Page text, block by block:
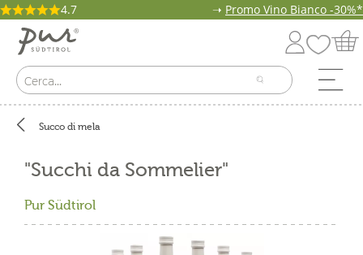
4.7 ➝ Promo Vino Bianco -30%*
Succo di mela
"Succhi da Sommelier"
Pur Südtirol